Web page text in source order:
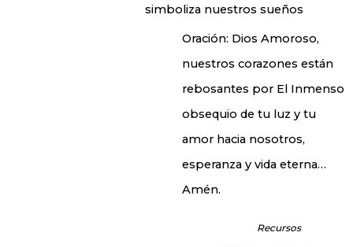
simboliza nuestros sueños
Oración: Dios Amoroso,
nuestros corazones están
rebosantes por El Inmenso
obsequio de tu luz y tu
amor hacia nosotros,
esperanza y vida eterna…
Amén.
Recursos